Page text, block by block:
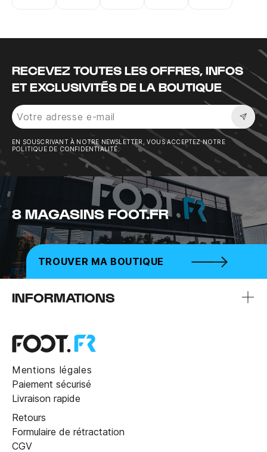
RECEVEZ TOUTES LES OFFRES, INFOS
ET EXCLUSIVITÉS DE LA BOUTIQUE
EN SOUSCRIVANT À NOTRE NEWSLETTER, VOUS ACCEPTEZ NOTRE
POLITIQUE DE CONFIDENTIALITÉ.
8 MAGASINS FOOT.FR
TROUVER MA BOUTIQUE
INFORMATIONS
Mentions légales
Paiement sécurisé
Livraison rapide
Retours
Formulaire de rétractation
CGV